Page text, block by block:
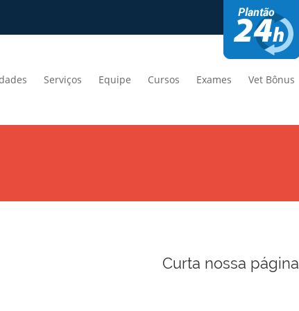
Serviços Equipe Cursos Exames Vet Bônus
Curta nossa página